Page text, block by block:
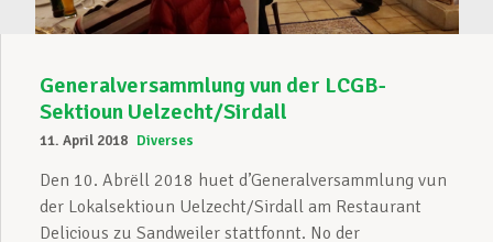
Generalversammlung vun der LCGB-
Sektioun Uelzecht/Sirdall
11. April 2018 Diverses
Den 10. Abrëll 2018 huet d’Generalversammlung vun
der Lokalsektioun Uelzecht/Sirdall am Restaurant
Delicious zu Sandweiler stattfonnt. No der